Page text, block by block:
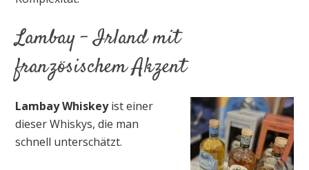
Lambay – Irland mit
französischem Akzent
Lambay Whiskeyist einer
dieser Whiskys, die man
schnell unterschätzt.